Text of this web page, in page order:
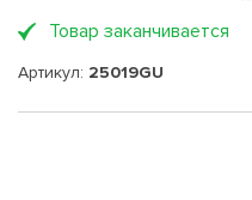
Товар заканчивается
Артикул: 25019GU